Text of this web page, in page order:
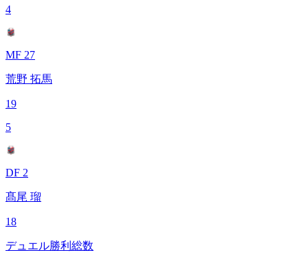
4
MF 27
荒野 拓馬
19
5
DF 2
髙尾 瑠
18
デュエル勝利総数